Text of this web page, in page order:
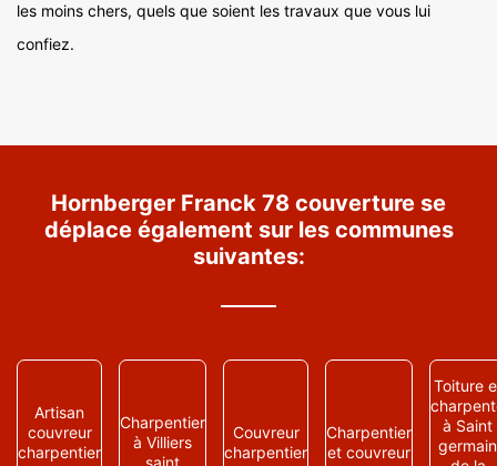
les moins chers, quels que soient les travaux que vous lui
confiez.
Hornberger Franck 78 couverture se
déplace également sur les communes
suivantes:
Artisan
couvreur
charpentier
Charpentier
à Villiers
saint
Couvreur
charpentier
Charpentier
et couvreur
Toiture
à Saint
germain